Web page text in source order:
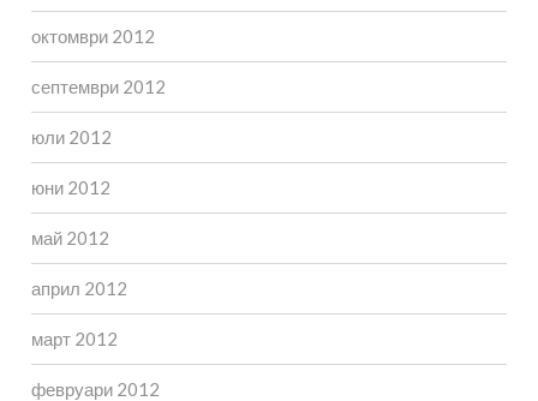
октомври 2012
септември 2012
юли 2012
юни 2012
май 2012
април 2012
март 2012
февруари 2012